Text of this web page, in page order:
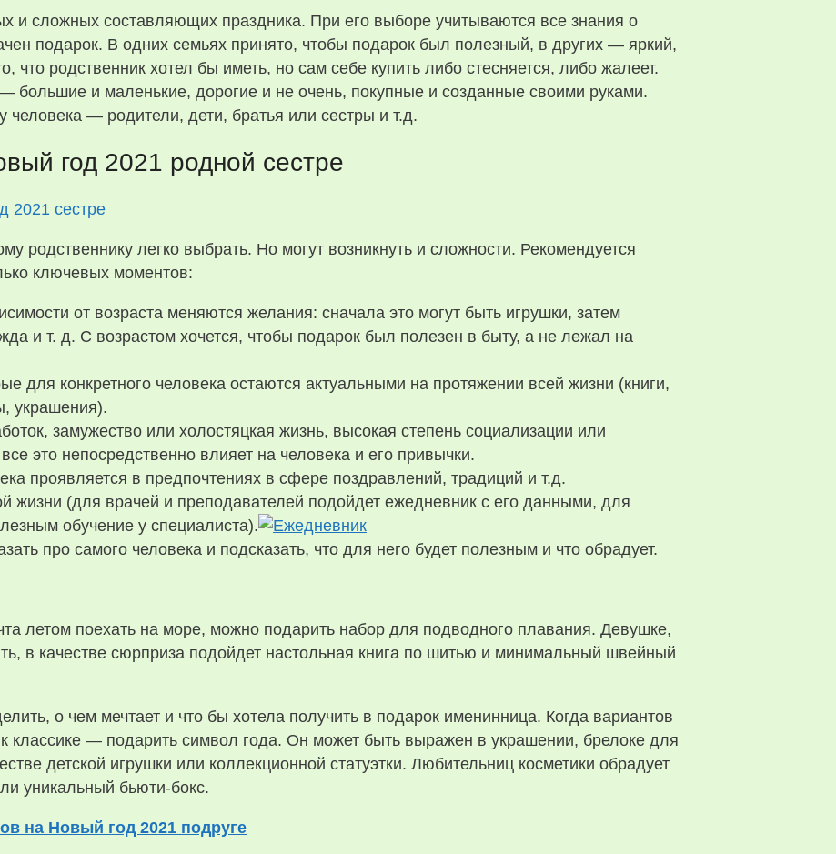
и сложных составляющих праздника. При его выборе учитываются все знания о
подарок. В одних семьях принято, чтобы подарок был полезный, в других — яркий,
что родственник хотел бы иметь, но сам себе купить либо стесняется, либо жалеет.
большие и маленькие, дорогие и не очень, покупные и созданные своими руками.
человека — родители, дети, братья или сестры и т.д.
год 2021 родной сестре
родственнику легко выбрать. Но могут возникнуть и сложности. Рекомендуется
ключевых моментов:
от возраста меняются желания: сначала это могут быть игрушки, затем
и т. д. С возрастом хочется, чтобы подарок был полезен в быту, а не лежал на
для конкретного человека остаются актуальными на протяжении всей жизни (книги,
украшения).
замужество или холостяцкая жизнь, высокая степень социализации или
это непосредственно влияет на человека и его привычки.
проявляется в предпочтениях в сфере поздравлений, традиций и т.д.
жизни (для врачей и преподавателей подойдет ежедневник с его данными, для
обучение у специалиста).
про самого человека и подсказать, что для него будет полезным и что обрадует.
летом поехать на море, можно подарить набор для подводного плавания. Девушке,
в качестве сюрприза подойдет настольная книга по шитью и минимальный швейный
о чем мечтает и что бы хотела получить в подарок именинница. Когда вариантов
к классике — подарить символ года. Он может быть выражен в украшении, брелоке для
детской игрушки или коллекционной статуэтки. Любительниц косметики обрадует
уникальный бьюти-бокс.
на Новый год 2021 подруге